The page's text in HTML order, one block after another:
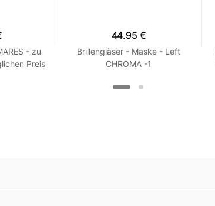
- zu
Preis
44.95 €
Brillengläser - Maske - Left
CHROMA -1